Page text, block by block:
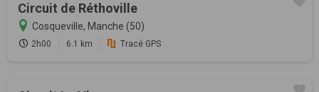
Circuit de Réthoville
Cosqueville, Manche (50)
2h00 6.1 km Tracé GPS